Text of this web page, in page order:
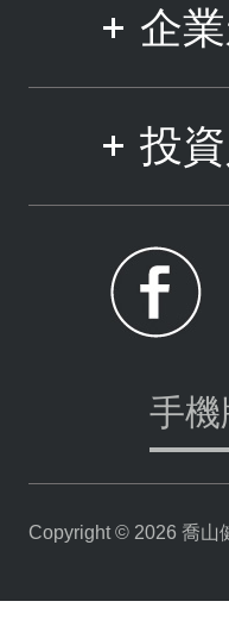
企
投
手機
Copyright © 2026 喬山